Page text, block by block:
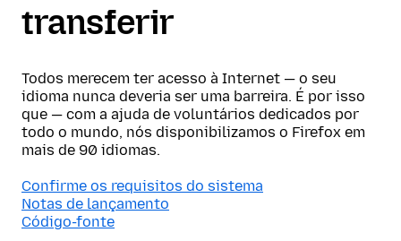
transferir
Todos merecem ter acesso à Internet — o seu
idioma nunca deveria ser uma barreira. É por isso
que — com a ajuda de voluntários dedicados por
todo o mundo, nós disponibilizamos o Firefox em
mais de 90 idiomas.
Confirme os requisitos do sistema
Notas de lançamento
Código-fonte